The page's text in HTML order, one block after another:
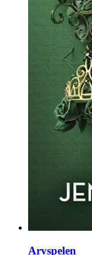
Arvspelen